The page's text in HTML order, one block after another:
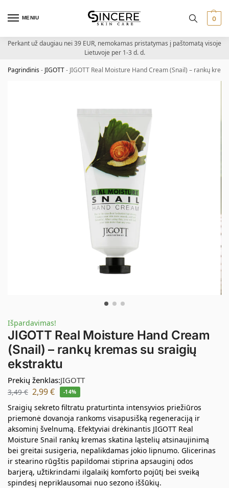
MENIU 0
Perkant už daugiau nei 39 EUR, nemokamas pristatymas į paštomatą visoje
Lietuvoje per 1-3 d. d.
Pagrindinis- JIGOTT- JIGOTT Real Moisture Hand Cream (Snail) – rankų
Išpardavimas!
JIGOTT Real Moisture Hand Cream
(Snail) – rankų kremas su sraigių
ekstraktu
Prekių ženklas:JIGOTT
3,49€ 2,99€ -14%
Sraigių sekreto filtratu praturtinta intensyvios priežiūros
priemonė dovanoja rankoms visapusišką regeneraciją ir
aksominį švelnumą. Efektyviai drėkinantis JIGOTT Real
Moisture Snail rankų kremas skatina ląstelių atsinaujinimą
bei greitai susigeria, nepalikdamas jokio lipnumo. Glicerinas
ir stearino rūgštis papildomai stiprina apsauginį odos
barjerą, užtikrindami ilgalaikį komforto pojūtį bei sveiką
spindesį nepriklausomai nuo sezono iššūkių.